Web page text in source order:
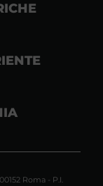
Roma - P.I.